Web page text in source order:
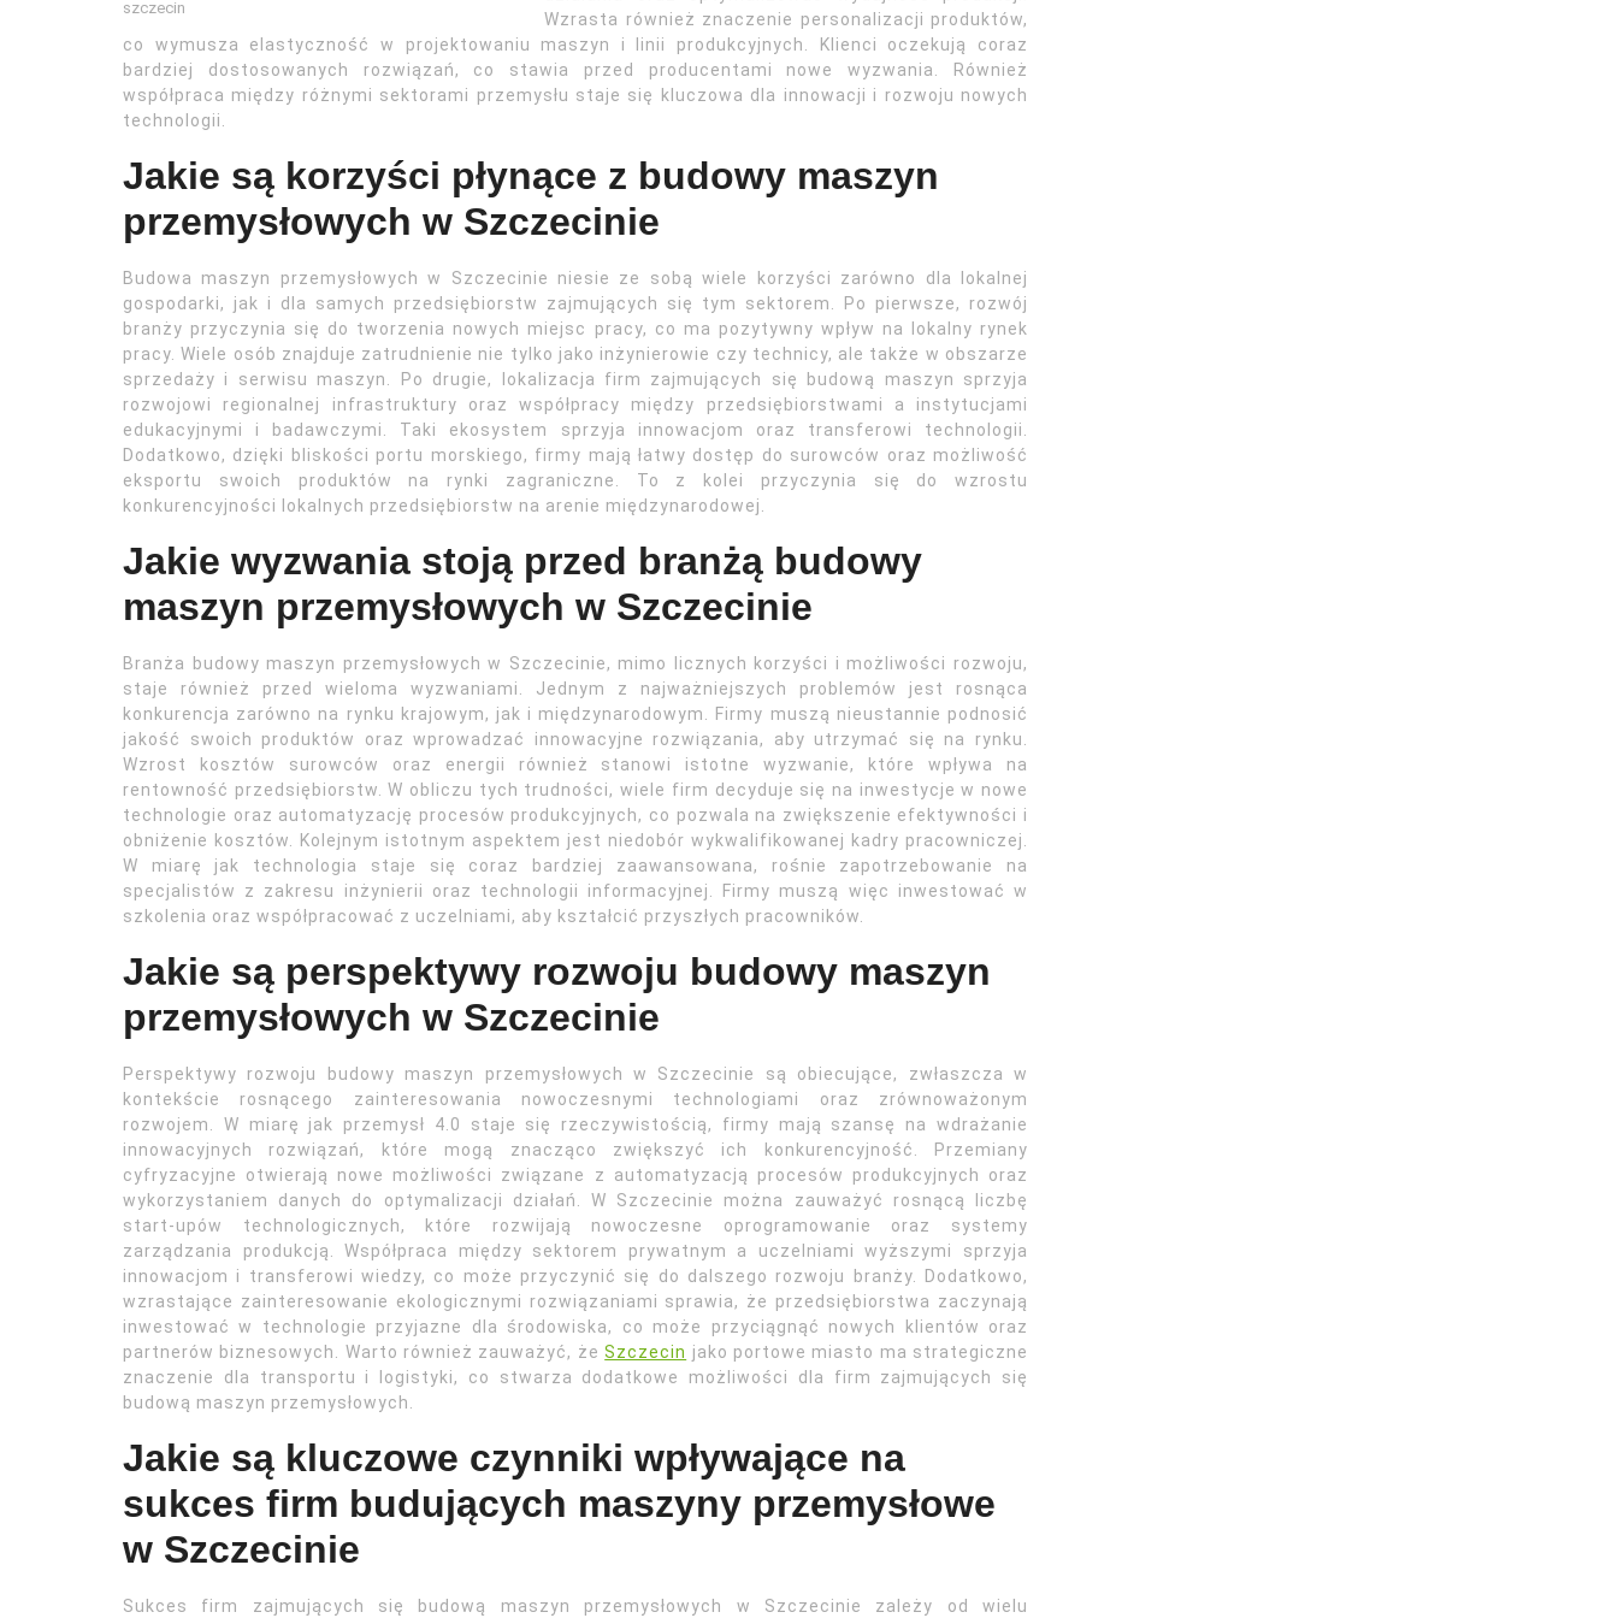
szczecin
Wzrasta również znaczenie personalizacji produktów,
co wymusza elastyczność w projektowaniu maszyn i linii produkcyjnych. Klienci oczekują coraz
bardziej dostosowanych rozwiązań, co stawia przed producentami nowe wyzwania. Również
współpraca między różnymi sektorami przemysłu staje się kluczowa dla innowacji i rozwoju nowych
technologii.
Jakie są korzyści płynące z budowy maszyn
przemysłowych w Szczecinie
Budowa maszyn przemysłowych w Szczecinie niesie ze sobą wiele korzyści zarówno dla lokalnej
gospodarki, jak i dla samych przedsiębiorstw zajmujących się tym sektorem. Po pierwsze, rozwój
branży przyczynia się do tworzenia nowych miejsc pracy, co ma pozytywny wpływ na lokalny rynek
pracy. Wiele osób znajduje zatrudnienie nie tylko jako inżynierowie czy technicy, ale także w obszarze
sprzedaży i serwisu maszyn. Po drugie, lokalizacja firm zajmujących się budową maszyn sprzyja
rozwojowi regionalnej infrastruktury oraz współpracy między przedsiębiorstwami a instytucjami
edukacyjnymi i badawczymi. Taki ekosystem sprzyja innowacjom oraz transferowi technologii.
Dodatkowo, dzięki bliskości portu morskiego, firmy mają łatwy dostęp do surowców oraz możliwość
eksportu swoich produktów na rynki zagraniczne. To z kolei przyczynia się do wzrostu
konkurencyjności lokalnych przedsiębiorstw na arenie międzynarodowej.
Jakie wyzwania stoją przed branżą budowy
maszyn przemysłowych w Szczecinie
Branża budowy maszyn przemysłowych w Szczecinie, mimo licznych korzyści i możliwości rozwoju,
staje również przed wieloma wyzwaniami. Jednym z najważniejszych problemów jest rosnąca
konkurencja zarówno na rynku krajowym, jak i międzynarodowym. Firmy muszą nieustannie podnosić
jakość swoich produktów oraz wprowadzać innowacyjne rozwiązania, aby utrzymać się na rynku.
Wzrost kosztów surowców oraz energii również stanowi istotne wyzwanie, które wpływa na
rentowność przedsiębiorstw. W obliczu tych trudności, wiele firm decyduje się na inwestycje w nowe
technologie oraz automatyzację procesów produkcyjnych, co pozwala na zwiększenie efektywności i
obniżenie kosztów. Kolejnym istotnym aspektem jest niedobór wykwalifikowanej kadry pracowniczej.
W miarę jak technologia staje się coraz bardziej zaawansowana, rośnie zapotrzebowanie na
specjalistów z zakresu inżynierii oraz technologii informacyjnej. Firmy muszą więc inwestować w
szkolenia oraz współpracować z uczelniami, aby kształcić przyszłych pracowników.
Jakie są perspektywy rozwoju budowy maszyn
przemysłowych w Szczecinie
Perspektywy rozwoju budowy maszyn przemysłowych w Szczecinie są obiecujące, zwłaszcza w
kontekście rosnącego zainteresowania nowoczesnymi technologiami oraz zrównoważonym
rozwojem. W miarę jak przemysł 4.0 staje się rzeczywistością, firmy mają szansę na wdrażanie
innowacyjnych rozwiązań, które mogą znacząco zwiększyć ich konkurencyjność. Przemiany
cyfryzacyjne otwierają nowe możliwości związane z automatyzacją procesów produkcyjnych oraz
wykorzystaniem danych do optymalizacji działań. W Szczecinie można zauważyć rosnącą liczbę
start-upów technologicznych, które rozwijają nowoczesne oprogramowanie oraz systemy
zarządzania produkcją. Współpraca między sektorem prywatnym a uczelniami wyższymi sprzyja
innowacjom i transferowi wiedzy, co może przyczynić się do dalszego rozwoju branży. Dodatkowo,
wzrastające zainteresowanie ekologicznymi rozwiązaniami sprawia, że przedsiębiorstwa zaczynają
inwestować w technologie przyjazne dla środowiska, co może przyciągnąć nowych klientów oraz
partnerów biznesowych. Warto również zauważyć, żeSzczecin jako portowe miasto ma strategiczne
znaczenie dla transportu i logistyki, co stwarza dodatkowe możliwości dla firm zajmujących się
budową maszyn przemysłowych.
Jakie są kluczowe czynniki wpływające na
sukces firm budujących maszyny przemysłowe
w Szczecinie
Sukces firm zajmujących się budową maszyn przemysłowych w Szczecinie zależy od wielu